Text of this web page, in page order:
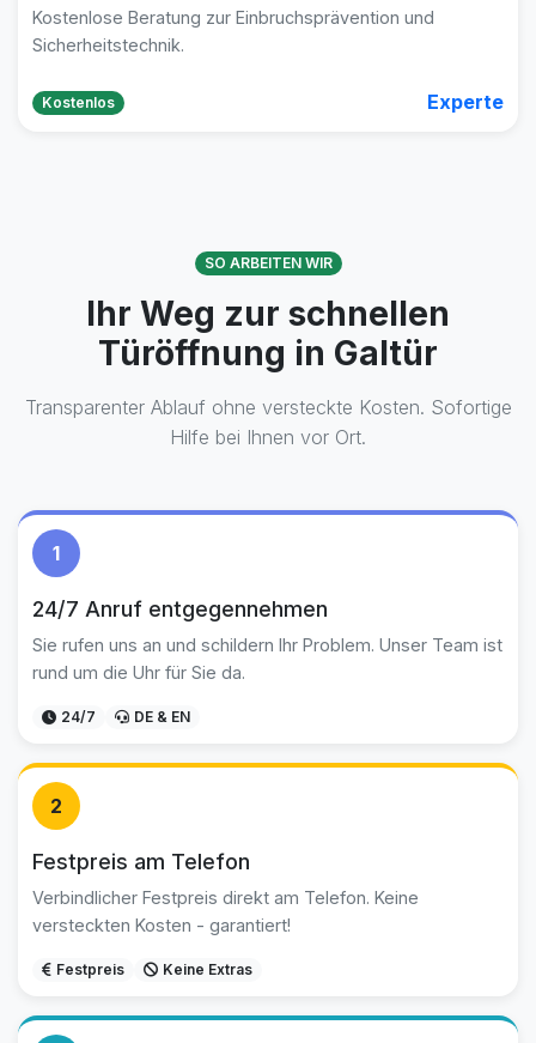
Kostenlose Beratung zur Einbruchsprävention und
Sicherheitstechnik.
Kostenlos Experte
SO ARBEITEN WIR
Ihr Weg zur schnellen
Türöffnung in Galtür
Transparenter Ablauf ohne versteckte Kosten. Sofortige
Hilfe bei Ihnen vor Ort.
1
24/7 Anruf entgegennehmen
Sie rufen uns an und schildern Ihr Problem. Unser Team ist
rund um die Uhr für Sie da.
24/7 DE & EN
2
Festpreis am Telefon
Verbindlicher Festpreis direkt am Telefon. Keine
versteckten Kosten - garantiert!
Festpreis Keine Extras